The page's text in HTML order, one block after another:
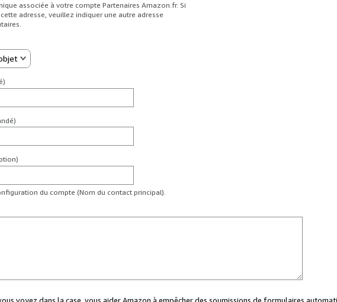
associée à votre compte Partenaires Amazon.fr. Si
adresse, veuillez indiquer une autre adresse
du compte (Nom du contact principal).